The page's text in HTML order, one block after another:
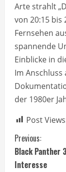
Arte strahlt
von 20:15 bis
Fernsehen
spannende
Einblicke in
Im
der 1980er
Post
C
o
Previous:
Black Panther
Interesse